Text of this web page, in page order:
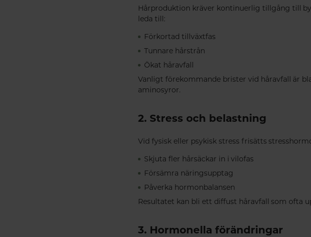
Hårproduktion kräver kontinuerlig tillgång till
leda till:
Förkortad tillväxtfas
Tunnare hårstrån
Ökat håravfall
Vanligt förekommande brister vid håravfall är
aminosyror.
2. Stress och belastning
Vid fysisk eller psykisk stress frisätts
Skjuta fler hårsäckar in i vilofas
Försämra näringsupptag
Påverka hormonbalansen
Resultatet kan bli ett diffust håravfall som ofta
3. Hormonella förändringar